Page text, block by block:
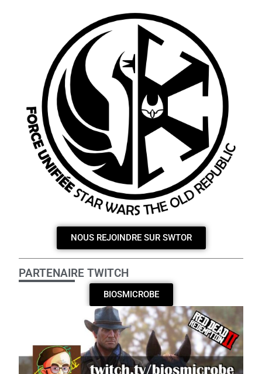
NOUS REJOINDRE SUR SWTOR
PARTENAIRE TWITCH
BIOSMICROBE